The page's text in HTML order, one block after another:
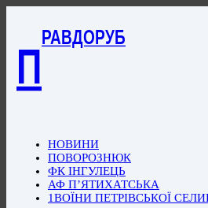
П
РАВДОРУБ
НОВИНИ
ПОВОРОЗНЮК
ФК ІНГУЛЕЦЬ
АФ П’ЯТИХАТСЬКА
1ВОЇНИ ПЕТРІВСЬКОЇ